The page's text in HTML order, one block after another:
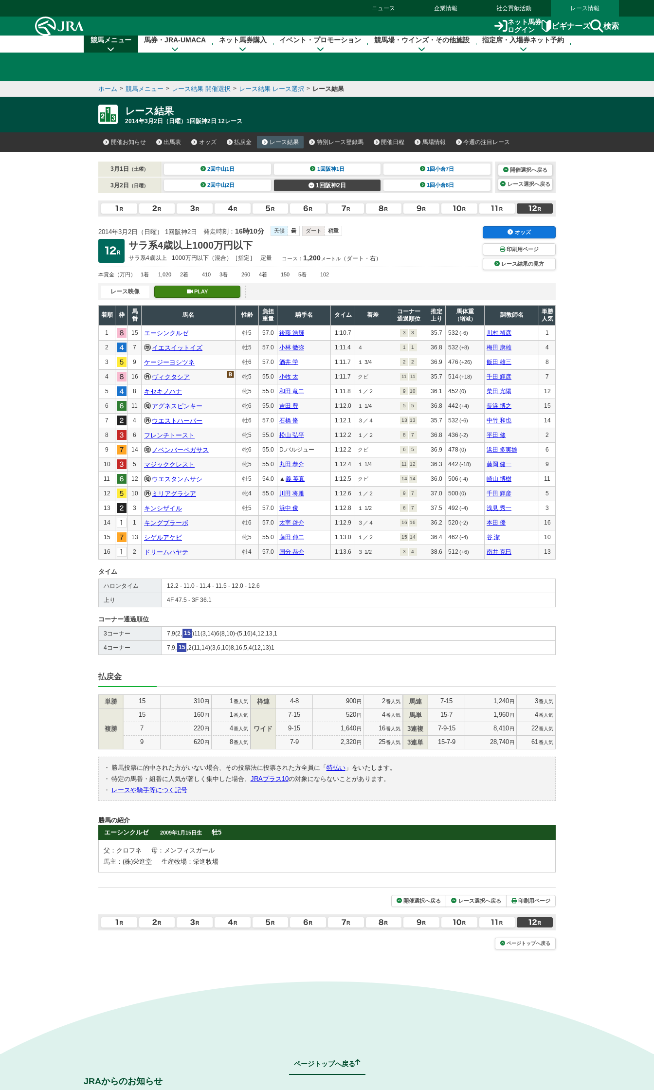
ニュース 企業情報 社会貢献活動 レース情報
ネット馬券
ログイン
ビギナーズ 検索
競馬メニュー 馬券・JRA-UMACA ネット馬券購入 イベント・プロモーション 競馬場・ウインズ・その他施設 指定席・入場券ネット予約
ホーム > 競馬メニュー > レース結果 開催選択 > レース結果 レース選択 > レース結果
レース結果
2014年3月2日（日曜）1回阪神2日 12レース
開催お知らせ 出馬表 オッズ 払戻金 レース結果 特別レース登録馬 開催日程 馬場情報 今週の注目レース
3月1日 （土曜） 2回中山1日 1回阪神1日 1回小倉7日
3月2日 （日曜） 2回中山2日 1回阪神2日 1回小倉8日
開催選択へ戻る
レース選択へ戻る
2014年3月2日（日曜） 1回阪神2日 発走時刻： 16時10分 天候 曇 ダート 稍重
サラ系4歳以上1000万円以下
サラ系4歳以上 1000万円以下 （混合）［指定］ 定量 コース： 1,200 メートル （ダート・右）
本賞金 （万円） 1着 1,020 2着 410 3着 260 4着 150 5着 102
オッズ
印刷用ページ
レース結果の見方
レース映像 PLAY
着順 枠
馬
番
馬名 性齢
負担
重量
騎手名 タイム 着差
コーナー
通過順位
推定
上り
馬体重
（増減）
調教師名
単勝
人気
1 15 エーシンクルゼ 牡5 57.0 後藤 浩輝 1:10.7 3 3 35.7 532 (-6) 川村 禎彦 1
2 7 イエスイットイズ 牡5 57.0 小林 徹弥 1:11.4 ４ 1 1 36.8 532 (+8) 梅田 康雄 4
3 9 ケージーヨシツネ 牡6 57.0 酒井 学 1:11.7 １ 3/4 2 2 36.9 476 (+26) 飯田 雄三 8
4 16 ヴィクタシア 牝5 55.0 小牧 太 1:11.7 クビ 11 11 35.7 514(+18) 千田 輝彦 7
5 8 キセキノハナ 牝5 55.0 和田 竜二 1:11.8 １／２ 9 10 36.1 452 (0) 柴田 光陽 12
6 11 アグネスピンキー 牝6 55.0 吉田 豊 1:12.0 １ 1/4 5 5 36.8 442 (+4) 長浜 博之 15
7 4 ウエストハーバー 牡6 57.0 石橋 脩 1:12.1 ３／４ 13 13 35.7 532 (-6) 中竹 和也 14
8 6 フレンチトースト 牝5 55.0 松山 弘平 1:12.2 １／２ 8 7 36.8 436 (-2) 平田 修 2
9 14 ノベンバーペガサス 牝6 55.0 D.バルジュー 1:12.2 クビ 6 5 36.9 478(0) 浜田 多実雄 6
10 5 マジッククレスト 牝5 55.0 丸田 恭介 1:12.4 １ 1/4 11 12 36.3 442 (-18) 藤岡 健一 9
11 12 ウエスタンムサシ 牡5 54.0 ▲ 義 英真 1:12.5 クビ 14 14 36.0 506 (-4) 崎山 博樹 11
12 10 ミリアグラシア 牝4 55.0 川田 将雅 1:12.6 １／２ 9 7 37.0 500(0) 千田 輝彦 5
13 3 キンシザイル 牡5 57.0 浜中 俊 1:12.8 １ 1/2 6 7 37.5 492 (-4) 浅見 秀一 3
14 1 キングブラーボ 牡6 57.0 太宰 啓介 1:12.9 ３／４ 16 16 36.2 520(-2) 本田 優 16
15 13 シゲルアケビ 牝5 55.0 藤田 伸二 1:13.0 １／２ 15 14 36.4 462 (-4) 谷 潔 10
16 2 ドリームハヤテ 牡4 57.0 国分 恭介 1:13.6 ３ 1/2 3 4 38.6 512 (+6) 南井 克巳 13
タイム
ハロンタイム 12.2 - 11.0 - 11.4 - 11.5 - 12.0 - 12.6
上り 4F 47.5 - 3F 36.1
コーナー通過順位
3コーナー 7,9(2, 15 )11(3,14)6(8,10)-(5,16)4,12,13,1
4コーナー 7,9, 15 ,2(11,14)(3,6,10)8,16,5,4(12,13)1
払戻金
単勝 15 310円 1 番人気
複勝
15 160円 1 番人気
7 220円 4番人気
9 620円 8番人気
枠連 4-8 900円 2番人気
ワイド
7-15 520円 4番人気
9-15 1,640円 16番人気
7-9 2,320円 25番人気
馬連 7-15 1,240円 3番人気
馬単 15-7 1,960円 4番人気
3連複 7-9-15 8,410円 22番人気
3連単 15-7-9 28,740円 61 番人気
・ 勝馬投票に的中された方がいない場合、その投票法に投票された方全員に「 特払い」をいたします。
・ 特定の馬番・組番に人気が著しく集中した場合、 JRAプラス10の対象にならないことがあります。
・
レースや騎手等につく記号
勝馬の紹介
エーシンクルゼ
2009年1月15日生 牡5
父：クロフネ
母：メンフィスガール
馬主：(株)栄進堂
生産牧場：栄進牧場
開催選択へ戻る レース選択へ戻る 印刷用ページ
ページトップへ戻る
ページトップへ戻る
JRAからのお知らせ